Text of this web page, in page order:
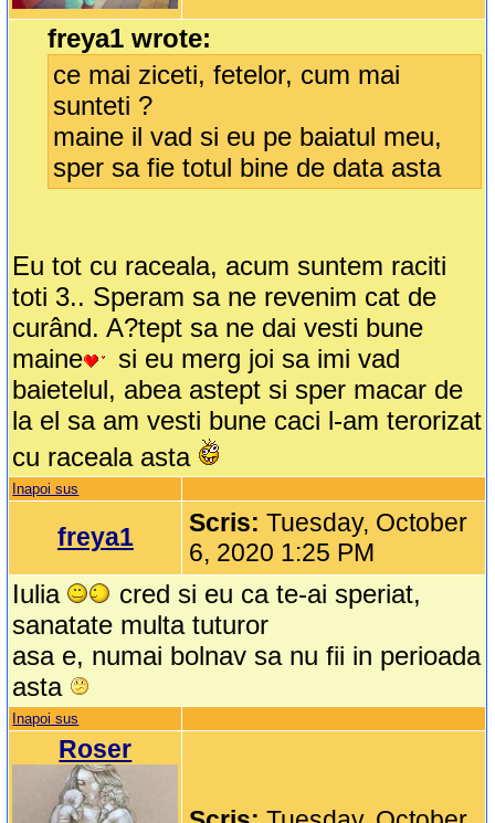
freya1 wrote:
ce mai ziceti, fetelor, cum mai
sunteti ?
maine il vad si eu pe baiatul meu,
sper sa fie totul bine de data asta
Eu tot cu raceala, acum suntem raciti
toti 3.. Speram sa ne revenim cat de
curând. A?tept sa ne dai vesti bune
maine
si eu merg joi sa imi vad
baietelul, abea astept si sper macar de
la el sa am vesti bune caci l-am terorizat
cu raceala asta
Inapoi sus
freya1 Scris:Tuesday, October
6, 2020 1:25 PM
Iulia
cred si eu ca te-ai speriat,
sanatate multa tuturor
asa e, numai bolnav sa nu fii in perioada
asta
Inapoi sus
Roser